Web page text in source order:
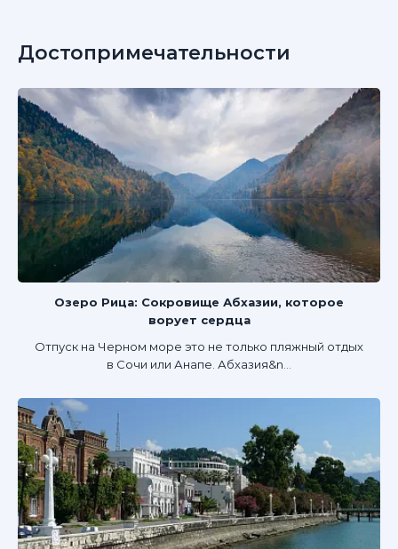
Достопримечательности
Озеро Рица: Сокровище Абхазии, которое
ворует сердца
Отпуск на Черном море это не только пляжный отдых
в Сочи или Анапе. Абхазия&n...